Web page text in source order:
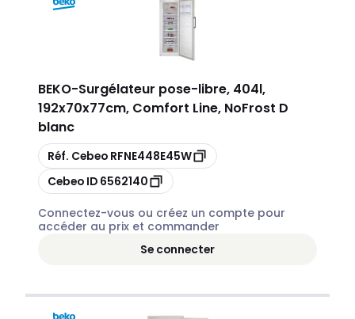
BEKO-Surgélateur pose-libre, 404l,
192x70x77cm, Comfort Line, NoFrost D
blanc
Copier
Réf. Cebeo RFNE448E45W
Copier
Cebeo ID 6562140
Connectez-vous ou créez un compte pour
accéder au prix et commander
Se connecter